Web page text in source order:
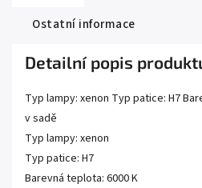
Ostatní informace
Detailní popis
Typ lampy: xenon Typ patice: H7
v sadě
Typ lampy: xenon
Typ patice: H7
Barevná teplota: 6000 K